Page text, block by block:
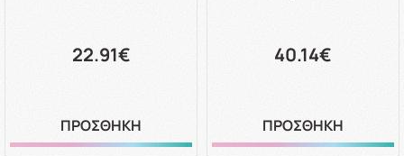
22.91€
ΠΡΟΣΘΗΚΗ
40.14€
ΠΡΟΣΘΗΚΗ